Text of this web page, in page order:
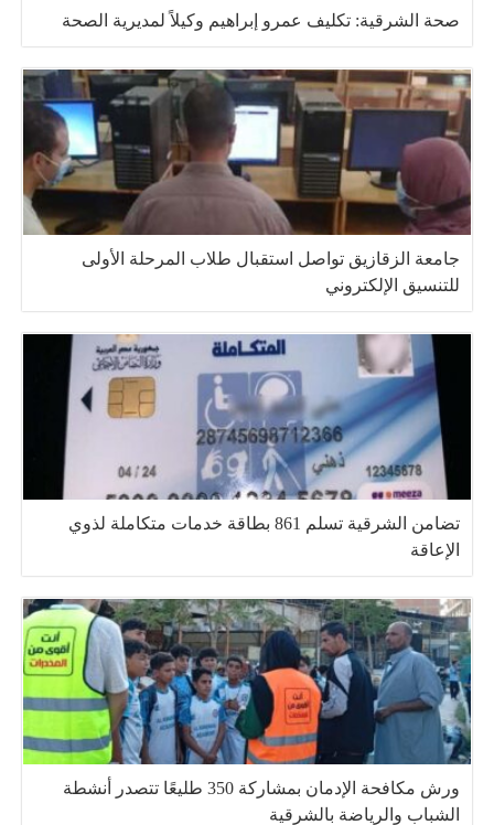
صحة الشرقية: تكليف عمرو إبراهيم وكيلاً لمديرية الصحة
جامعة الزقازيق تواصل استقبال طلاب المرحلة الأولى
للتنسيق الإلكتروني
تضامن الشرقية تسلم 861 بطاقة خدمات متكاملة لذوي
الإعاقة
ورش مكافحة الإدمان بمشاركة 350 طليعًا تتصدر أنشطة
الشباب والرياضة بالشرقية